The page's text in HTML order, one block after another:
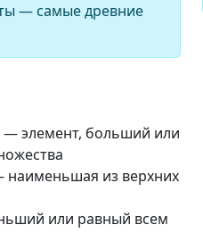
— самые древние
— элемент, больший или
наименьшая из верхних
или равный всем